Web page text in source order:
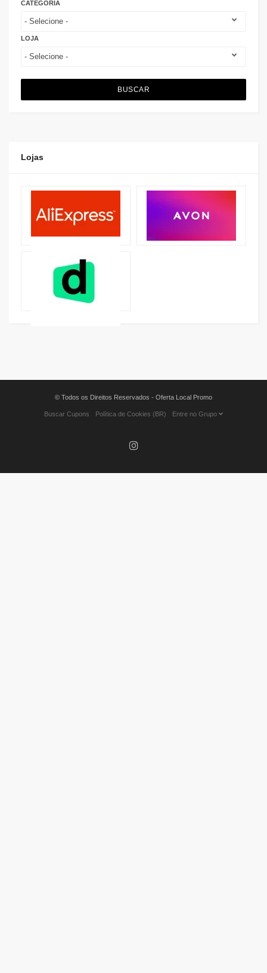
CATEGORIA
LOJA
BUSCAR
Lojas
© Todos os Direitos Reservados - Oferta Local Promo
Buscar Cupons Política de Cookies (BR) Entre no Grupo